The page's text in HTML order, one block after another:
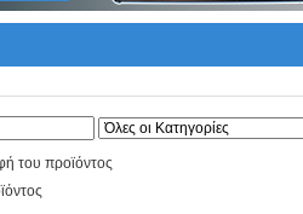
του προϊόντος